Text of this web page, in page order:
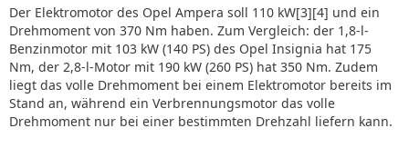
Der Elektromotor des Opel Ampera soll 110 kW[3][4] und ein
Drehmoment von 370 Nm haben. Zum Vergleich: der 1,8-l-
Benzinmotor mit 103 kW (140 PS) des Opel Insignia hat 175
Nm, der 2,8-l-Motor mit 190 kW (260 PS) hat 350 Nm. Zudem
liegt das volle Drehmoment bei einem Elektromotor bereits im
Stand an, während ein Verbrennungsmotor das volle
Drehmoment nur bei einer bestimmten Drehzahl liefern kann.